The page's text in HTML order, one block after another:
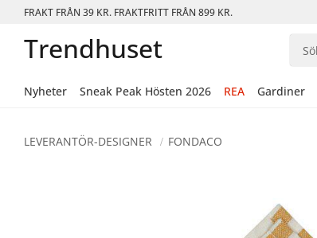
FRAKT FRÅN 39 KR. FRAKTFRITT FRÅN 899 KR.
Trendhuset
Nyheter Sneak Peak Hösten 2026 REA Gardiner
LEVERANTÖR-DESIGNER FONDACO